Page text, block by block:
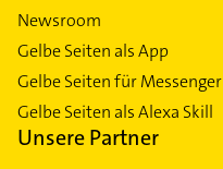
Newsroom
Gelbe Seiten als App
Gelbe Seiten für Messenger
Gelbe Seiten als Alexa Skill
Unsere Partner